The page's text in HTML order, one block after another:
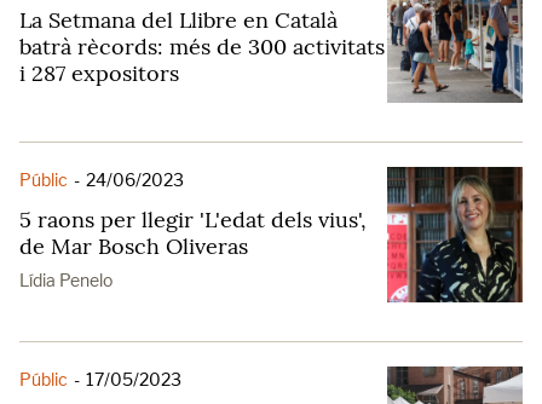
La Setmana del Llibre en Català
batrà rècords: més de 300 activitats
i 287 expositors
Públic - 24/06/2023
5 raons per llegir 'L'edat dels vius',
de Mar Bosch Oliveras
Lídia Penelo
Públic - 17/05/2023